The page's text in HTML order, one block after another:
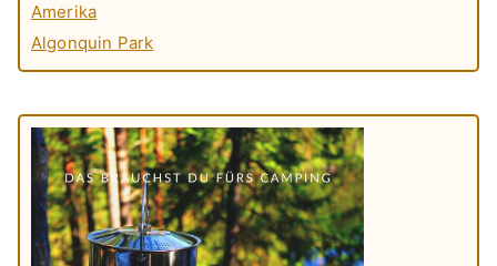
Amerika
Algonquin Park